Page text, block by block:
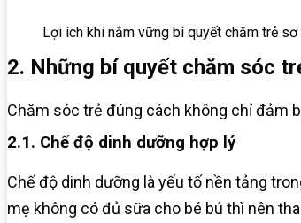
Lợi ích khi nắm vững bí quyết chăm trẻ sơ
2. Những bí quyết chăm sóc
Chăm sóc trẻ đúng cách không chỉ đảm
2.1. Chế độ dinh dưỡng hợp lý
Chế độ dinh dưỡng là yếu tố nền tảng
mẹ không có đủ sữa cho bé bú thì nên